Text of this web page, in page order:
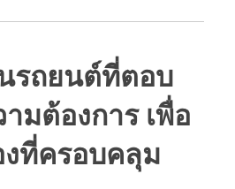
รถยนต์ที่ตอบ
มต้องการ เพื่อ
ที่ครอบคลุม